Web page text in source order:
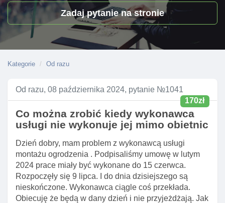
Zadaj pytanie na stronie
Kategorie Od razu
Od razu, 08 października 2024, pytanie №1041
170zł
Co można zrobić kiedy wykonawca
usługi nie wykonuje jej mimo obietnic
Dzień dobry, mam problem z wykonawcą usługi
montażu ogrodzenia . Podpisaliśmy umowę w lutym
2024 prace miały być wykonane do 15 czerwca.
Rozpoczęły się 9 lipca. I do dnia dzisiejszego są
nieskończone. Wykonawca ciągle coś przekłada.
Obiecuję że będą w dany dzień i nie przyjeżdżają. Jak